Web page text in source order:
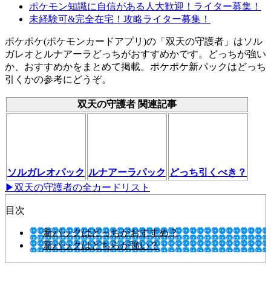
ポケモン知識に自信がある人大歓迎！ライター募集！
未経験可&完全在宅！攻略ライター募集！
ポケポケ(ポケモンカードアプリ)の「双天の守護者」はソル
ガレオとルナアーラどっちがおすすめかです。どっちが強い
か、おすすめかをまとめて掲載。ポケポケ新パックはどっち
引くかの参考にどうぞ。
双天の守護者 関連記事
ソルガレオパック ルナアーラパック どっち引くべき？
▶双天の守護者の全カードリスト
目次
新パックはどっちがおすすめ？
新パックはどちらが強い？